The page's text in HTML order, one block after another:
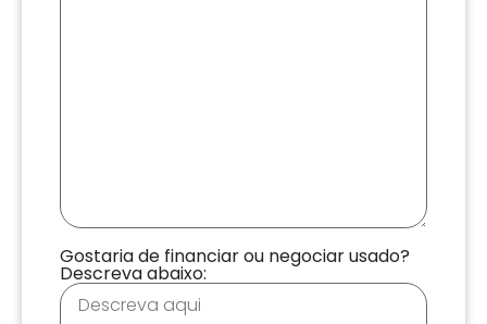
Gostaria de financiar ou negociar usado?
Descreva abaixo: